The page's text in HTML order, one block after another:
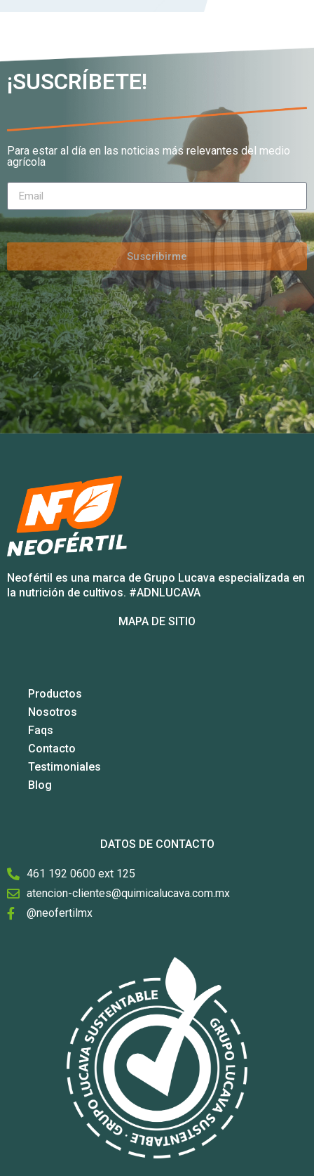
¡SUSCRÍBETE!
Para estar al día en las noticias más relevantes del medio
agrícola
Suscribirme
Neofértil es una marca de Grupo Lucava especializada en
la nutrición de cultivos. #ADNLUCAVA
MAPA DE SITIO
Productos
Nosotros
Faqs
Contacto
Testimoniales
Blog
DATOS DE CONTACTO
461 192 0600 ext 125
atencion-clientes@quimicalucava.com.mx
@neofertilmx